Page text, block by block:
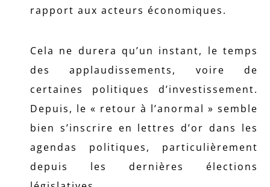
rapport aux acteurs économiques.
Cela ne durera qu’un instant, le temps
des applaudissements, voire de
certaines politiques d’investissement.
Depuis, le « retour à l’anormal » semble
bien s’inscrire en lettres d’or dans les
agendas politiques, particulièrement
depuis les dernières élections